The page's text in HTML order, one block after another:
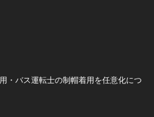
・バス運転士の制帽着用を任意化につ